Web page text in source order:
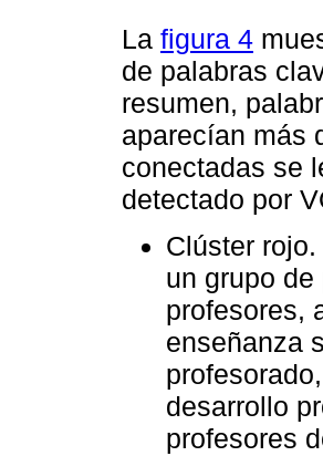
La figura 4
de palabras
resumen,
aparecían más
conectadas se
detectado por
Clúster
un grupo
profesores,
enseñanza
desarrollo
profesores